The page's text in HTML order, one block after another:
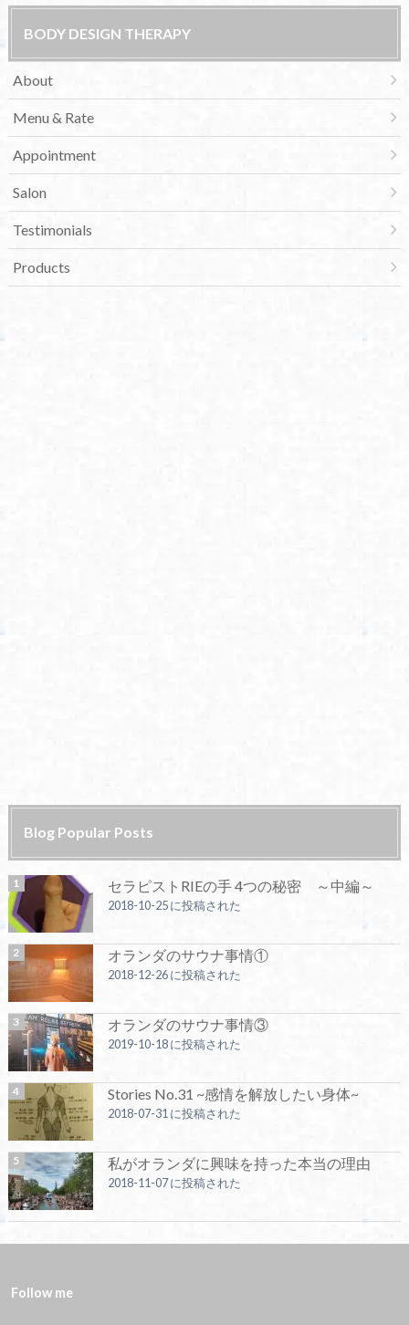
BODY DESIGN THERAPY
About
Menu & Rate
Appointment
Salon
Testimonials
Products
Blog Popular Posts
セラピストRIEの手 4つの秘密 ～中編～
2018-10-25 に投稿された
オランダのサウナ事情①
2018-12-26 に投稿された
オランダのサウナ事情③
2019-10-18 に投稿された
Stories No.31 ~感情を解放したい身体~
2018-07-31 に投稿された
私がオランダに興味を持った本当の理由
2018-11-07 に投稿された
Follow me